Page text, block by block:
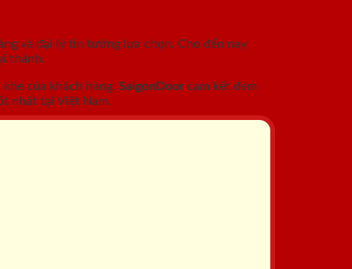
và đại lý tin tưởng lựa chọn. Cho đến nay
thành.
của khách hàng. SaigonDoor cam kết đem
nhất tại Việt Nam.